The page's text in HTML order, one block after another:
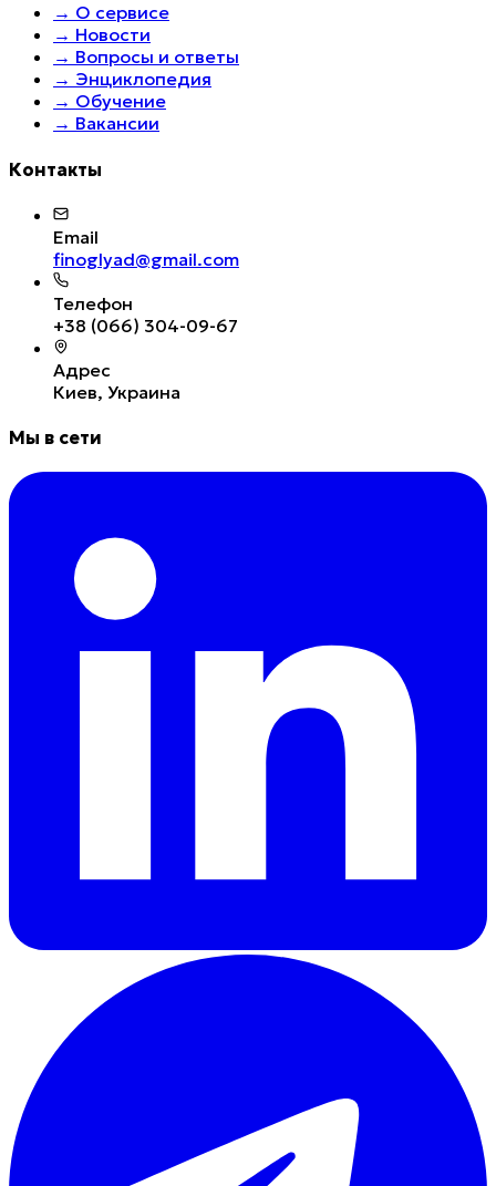
→ О сервисе
→ Новости
→ Вопросы и ответы
→ Энциклопедия
→ Обучение
→ Вакансии
Контакты
Email
finoglyad@gmail.com
Телефон
+38 (066) 304-09-67
Адрес
Киев, Украина
Мы в сети